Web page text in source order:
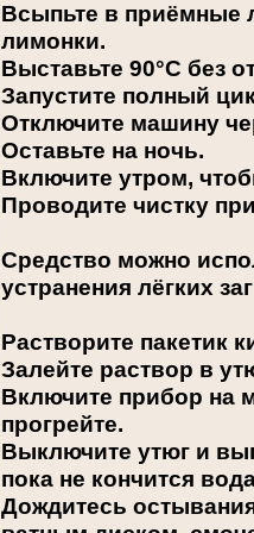
Всыпьте в приёмные
лимонки.
Выставьте 90°С без
Запустите полный
Отключите машину
Оставьте на ночь.
Включите утром,
Проводите чистку
Средство можно
устранения лёгких
Растворите пакетик
Залейте раствор в
Включите прибор на
прогрейте.
Выключите утюг и
пока не кончится
Дождитесь